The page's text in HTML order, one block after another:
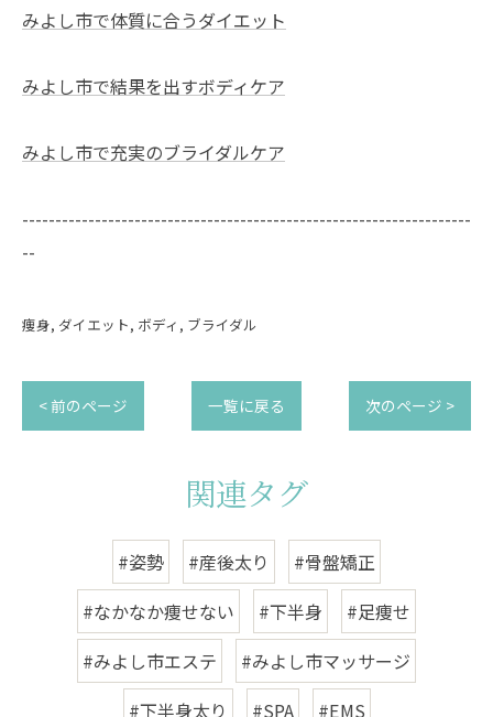
みよし市で体質に合うダイエット
みよし市で結果を出すボディケア
みよし市で充実のブライダルケア
--------------------------------------------------------------------
--
痩身 ダイエット ボディ ブライダル
< 前のページ 一覧に戻る 次のページ >
関連タグ
#姿勢 #産後太り
#骨盤矯正
#なかなか痩せない
#下半身
#足痩せ
#みよし市エステ
#みよし市マッサージ
#下半身太り
#SPA
#EMS